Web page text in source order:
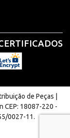
de Peças |
CEP: 18087-220 -
0027-11.